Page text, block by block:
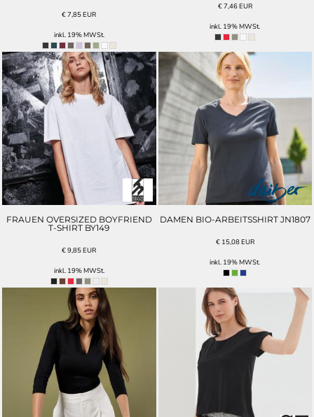
€7,85EUR
inkl. 19% MWSt.
€7,46EUR
inkl. 19% MWSt.
FRAUEN OVERSIZED BOYFRIEND
T-SHIRT BY149
€9,85EUR
inkl. 19% MWSt.
DAMEN BIO-ARBEITSSHIRT JN1807
€ 15,08EUR
inkl. 19% MWSt.